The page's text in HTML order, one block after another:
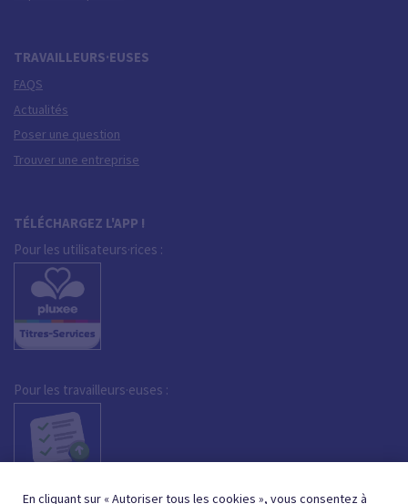
TRAVAILLEURS·EUSES
FAQS
Actualités
Poser une question
Trouver une entreprise
TÉLÉCHARGEZ L'APP !
Pour les utilisateurs·rices :
Pour les travailleurs·euses :
En cliquant sur « Autoriser tous les cookies », vous consentez à